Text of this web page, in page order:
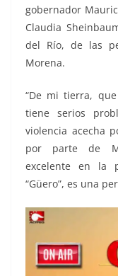
gobernador
Claudia
del Río, de las
Morena.
“De mi tierra,
tiene serios
violencia acecha
por parte de
excelente en la
“Güero”, es una